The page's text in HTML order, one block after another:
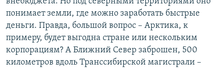
понимает земли, где можно заработать быстрые
деньги. Правда, большой вопрос – Арктика, к
примеру, будет выгодна стране или нескольким
корпорациям? А Ближний Север заброшен, 500
километров вдоль Транссибирской магистрали –